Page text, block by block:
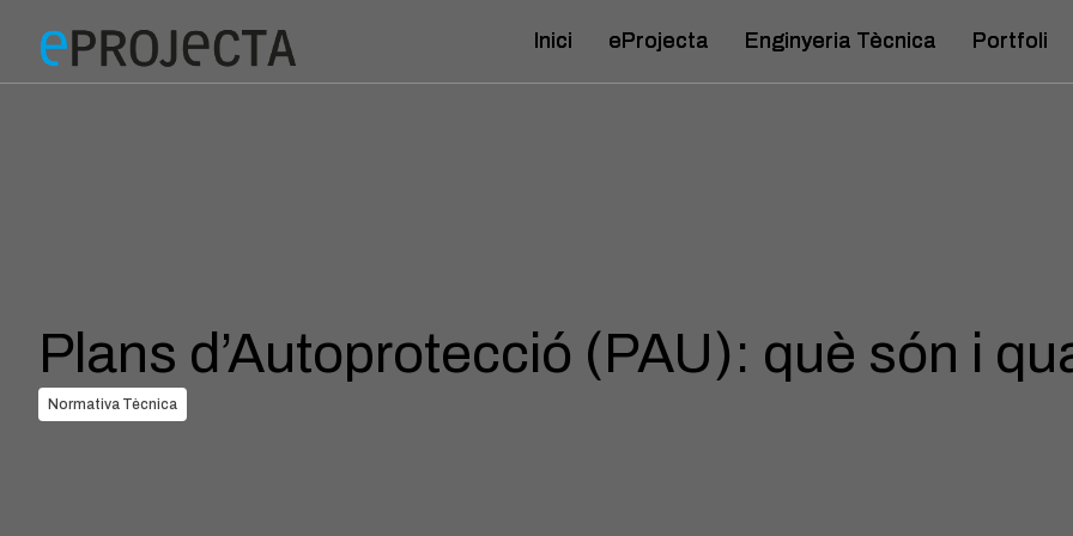
Inici eProjecta Enginyeria Tècnica Portfoli
Inici eProjecta Enginyeria Tècnica Portfoli
Plans d’Autoprotecció (PAU): què són i
Normativa Tècnica